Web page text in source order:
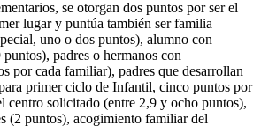
se otorgan dos puntos por ser el
lugar y puntúa también ser familia
uno o dos puntos), alumno con
padres o hermanos con
por cada familiar), padres que desarrollan
primer ciclo de Infantil, cinco puntos por
centro solicitado (entre 2,9 y ocho puntos),
(2 puntos), acogimiento familiar del